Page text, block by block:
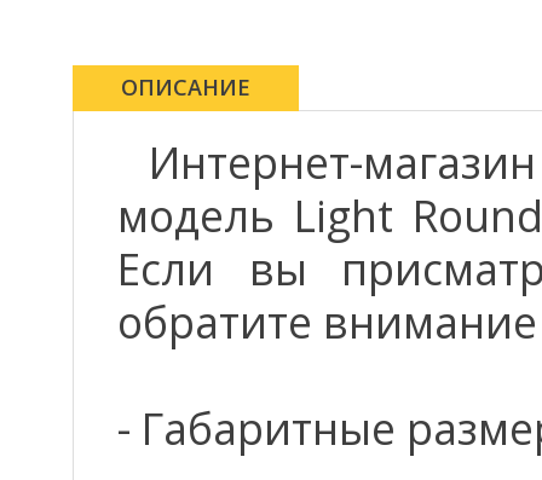
ОПИСАНИЕ
Интернет-
модель Light
Если вы
обратите
- Габаритные